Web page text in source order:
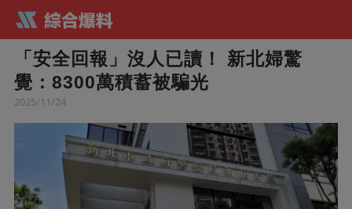
「安全回報」沒人已讀！ 新北婦驚
覺：8300萬積蓄被騙光
2025/11/24